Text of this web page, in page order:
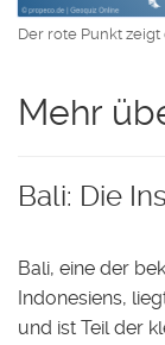
Der rote Punkt
Mehr
Bali: Die
Bali, eine der
Indonesiens,
und ist Teil der